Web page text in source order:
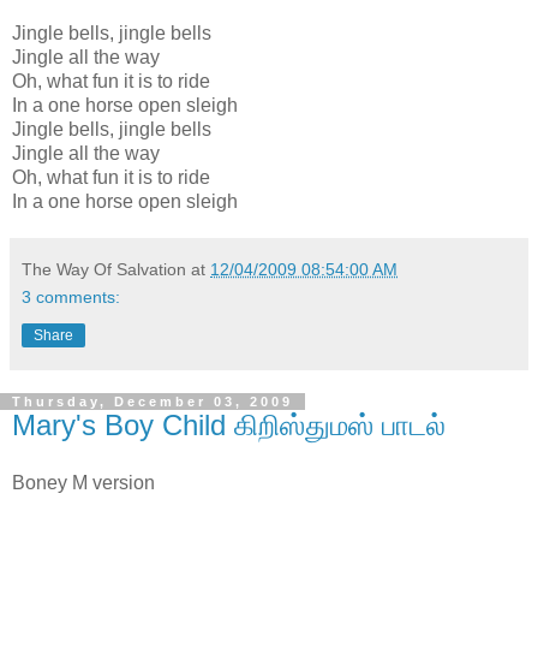
Jingle bells, jingle bells
Jingle all the way
Oh, what fun it is to ride
In a one horse open sleigh
Jingle bells, jingle bells
Jingle all the way
Oh, what fun it is to ride
In a one horse open sleigh
The Way Of Salvation at 12/04/2009 08:54:00 AM
3 comments:
Share
Thursday, December 03, 2009
Mary's Boy Child கிறிஸ்துமஸ் பாடல்
Boney M version